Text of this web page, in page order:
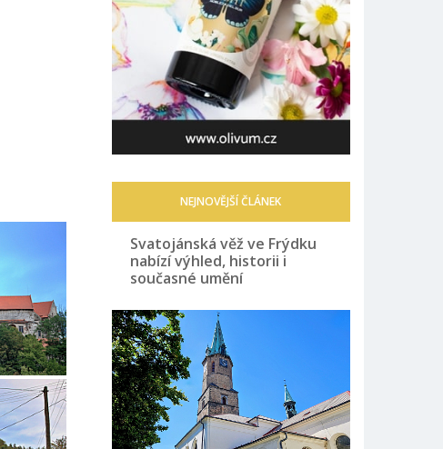
NEJNOVĚJŠÍ ČLÁNEK
Svatojánská věž ve Frýdku
nabízí výhled, historii i
současné umění